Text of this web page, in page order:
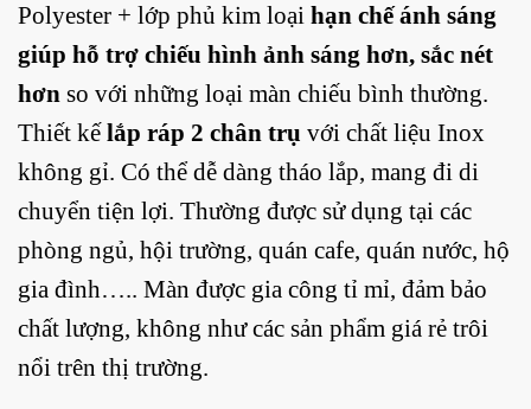
Polyester + lớp phủ kim loại hạn chế ánh sáng
giúp hỗ trợ chiếu hình ảnh sáng hơn, sắc nét
hơn so với những loại màn chiếu bình thường.
Thiết kếlắp ráp 2 chân trụ với chất liệu Inox
không gỉ. Có thể dễ dàng tháo lắp, mang đi di
chuyển tiện lợi. Thường được sử dụng tại các
phòng ngủ, hội trường, quán cafe, quán nước, hộ
gia đình….. Màn được gia công tỉ mỉ, đảm bảo
chất lượng, không như các sản phẩm giá rẻ trôi
nổi trên thị trường.